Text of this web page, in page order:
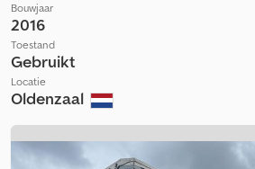
Bouwjaar
2016
Toestand
Gebruikt
Locatie
Oldenzaal